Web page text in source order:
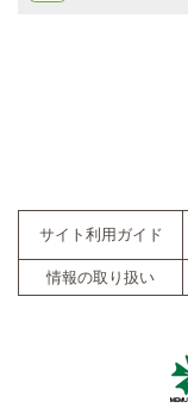
サイト利用ガイド
情報の取り扱い